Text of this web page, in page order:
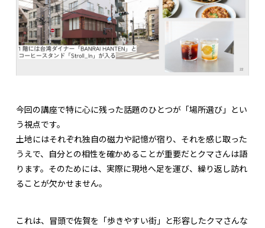
今回の講座で特に心に残った話題のひとつが「場所選び」とい
う視点です。
土地にはそれぞれ独自の磁力や記憶が宿り、それを感じ取った
うえで、自分との相性を確かめることが重要だとクマさんは語
ります。そのためには、実際に現地へ足を運び、繰り返し訪れ
ることが欠かせません。
これは、冒頭で佐賀を「歩きやすい街」と形容したクマさんな